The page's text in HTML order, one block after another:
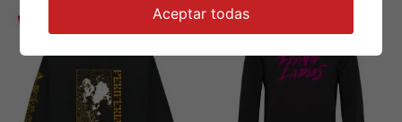
Aceptar todas